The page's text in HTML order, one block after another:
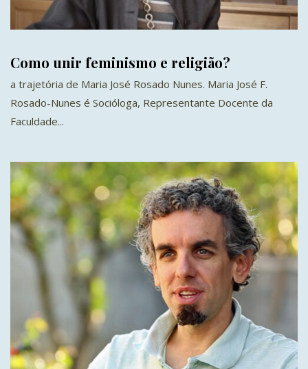
Como unir feminismo e religião?
a trajetória de Maria José Rosado Nunes. Maria José F.
Rosado-Nunes é Socióloga, Representante Docente da
Faculdade...